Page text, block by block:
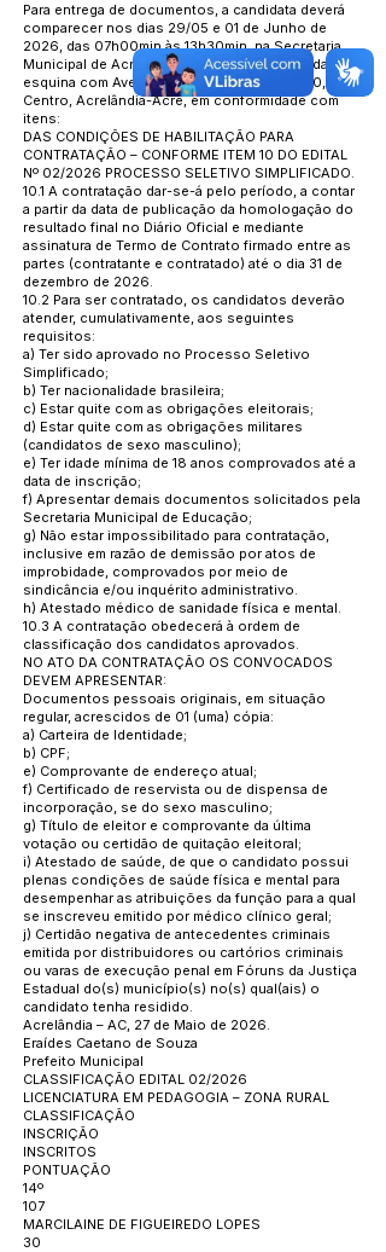
Para entrega de documentos, a candidata deverá
comparecer nos dias 29/05 e 01 de Junho de
2026, das 07h00min às 13h30min, na Secretaria
Municipal de Acrelândia, sito, Rua Sete Quedas,
esquina com Avenida Edmundo Pinto nº 1520,
Centro, Acrelândia-Acre, em conformidade com
itens:
DAS CONDIÇÕES DE HABILITAÇÃO PARA
CONTRATAÇÃO – CONFORME ITEM 10 DO EDITAL
Nº 02/2026 PROCESSO SELETIVO SIMPLIFICADO.
10.1 A contratação dar-se-á pelo período, a contar
a partir da data de publicação da homologação do
resultado final no Diário Oficial e mediante
assinatura de Termo de Contrato firmado entre as
partes (contratante e contratado) até o dia 31 de
dezembro de 2026.
10.2 Para ser contratado, os candidatos deverão
atender, cumulativamente, aos seguintes
requisitos:
a) Ter sido aprovado no Processo Seletivo
Simplificado;
b) Ter nacionalidade brasileira;
c) Estar quite com as obrigações eleitorais;
d) Estar quite com as obrigações militares
(candidatos de sexo masculino);
e) Ter idade mínima de 18 anos comprovados até a
data de inscrição;
f) Apresentar demais documentos solicitados pela
Secretaria Municipal de Educação;
g) Não estar impossibilitado para contratação,
inclusive em razão de demissão por atos de
improbidade, comprovados por meio de
sindicância e/ou inquérito administrativo.
h) Atestado médico de sanidade física e mental.
10.3 A contratação obedecerá à ordem de
classificação dos candidatos aprovados.
NO ATO DA CONTRATAÇÃO OS CONVOCADOS
DEVEM APRESENTAR:
Documentos pessoais originais, em situação
regular, acrescidos de 01 (uma) cópia:
a) Carteira de Identidade;
b) CPF;
e) Comprovante de endereço atual;
f) Certificado de reservista ou de dispensa de
incorporação, se do sexo masculino;
g) Título de eleitor e comprovante da última
votação ou certidão de quitação eleitoral;
i) Atestado de saúde, de que o candidato possui
plenas condições de saúde física e mental para
desempenhar as atribuições da função para a qual
se inscreveu emitido por médico clínico geral;
j) Certidão negativa de antecedentes criminais
emitida por distribuidores ou cartórios criminais
ou varas de execução penal em Fóruns da Justiça
Estadual do(s) município(s) no(s) qual(ais) o
candidato tenha residido.
Acrelândia – AC, 27 de Maio de 2026.
Eraídes Caetano de Souza
Prefeito Municipal
CLASSIFICAÇÃO EDITAL 02/2026
LICENCIATURA EM PEDAGOGIA – ZONA RURAL
CLASSIFICAÇÃO
INSCRIÇÃO
INSCRITOS
PONTUAÇÃO
14º
107
MARCILAINE DE FIGUEIREDO LOPES
30